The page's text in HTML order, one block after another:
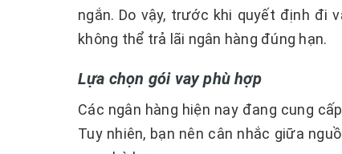
ngắn. Do vậy, trước khi quyết định đi
không thể trả lãi ngân hàng đúng hạn.
Lựa chọn gói vay phù hợp
Các ngân hàng hiện nay đang cung
Tuy nhiên, bạn nên cân nhắc giữa